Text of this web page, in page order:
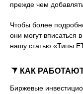
прежде чем
Чтобы более
они могут вписаться
нашу статью «Типы
КАК РАБОТАЮТ
Биржевые